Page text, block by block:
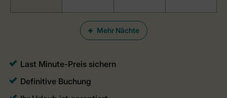
Mehr Nächte